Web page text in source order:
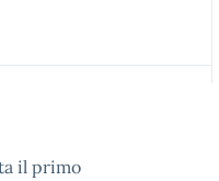
il primo